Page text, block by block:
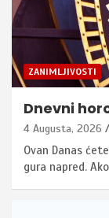
ZANIMLJIVOSTI
Dnevni
4 Augusta, 2026
Ovan Danas
gura napred.